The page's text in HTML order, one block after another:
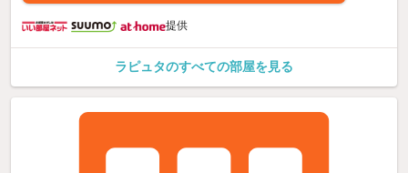
提供
ラピュタのすべての部屋を見る